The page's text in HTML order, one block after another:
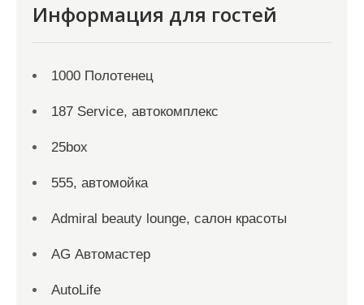
Информация для гостей
1000 Полотенец
187 Service, автокомплекс
25box
555, автомойка
Admiral beauty lounge, салон красоты
AG Автомастер
AutoLife